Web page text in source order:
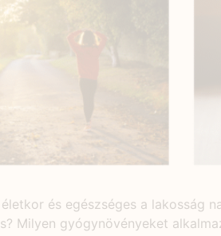
és egészséges a lakosság
Milyen gyógynövényeket